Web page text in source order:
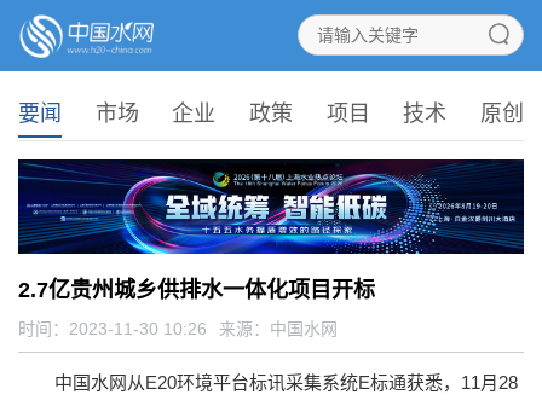
要闻 市场 企业 政策 项目 技术 原创
​2.7亿贵州城乡供排水一体化项目开标
时间：2023-11-30 10:26 来源： 中国水网
中国水网从E20环境平台标讯采集系统E标通获悉，11月28